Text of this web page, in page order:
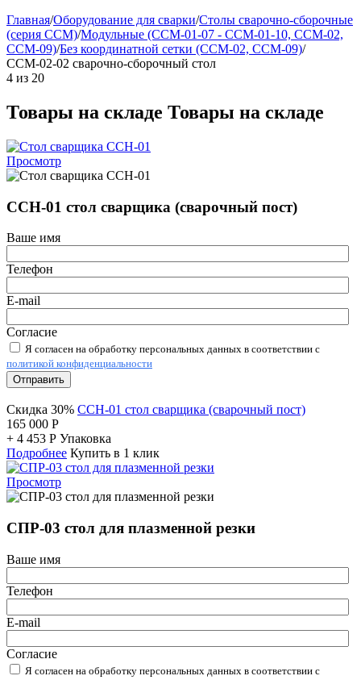
Главная/Оборудование для сварки/Столы сварочно-сборочные
(серия ССМ)/Модульные (ССМ-01-07 - ССМ-01-10, ССМ-02,
ССМ-09)/Без координатной сетки (ССМ-02, ССМ-09)/
ССМ-02-02 сварочно-сборочный стол
4 из 20
Товары на складе Товары на складе
Просмотр
ССН-01 стол сварщика (сварочный пост)
Ваше имя
Телефон
E-mail
Согласие
Я согласен на обработку персональных данных в соответствии с
политикой конфиденциальности
Отправить
Скидка 30% ССН-01 стол сварщика (сварочный пост)
165 000 Р
+ 4 453 Р Упаковка
Подробнее Купить в 1 клик
Просмотр
СПР-03 стол для плазменной резки
Ваше имя
Телефон
E-mail
Согласие
Я согласен на обработку персональных данных в соответствии с